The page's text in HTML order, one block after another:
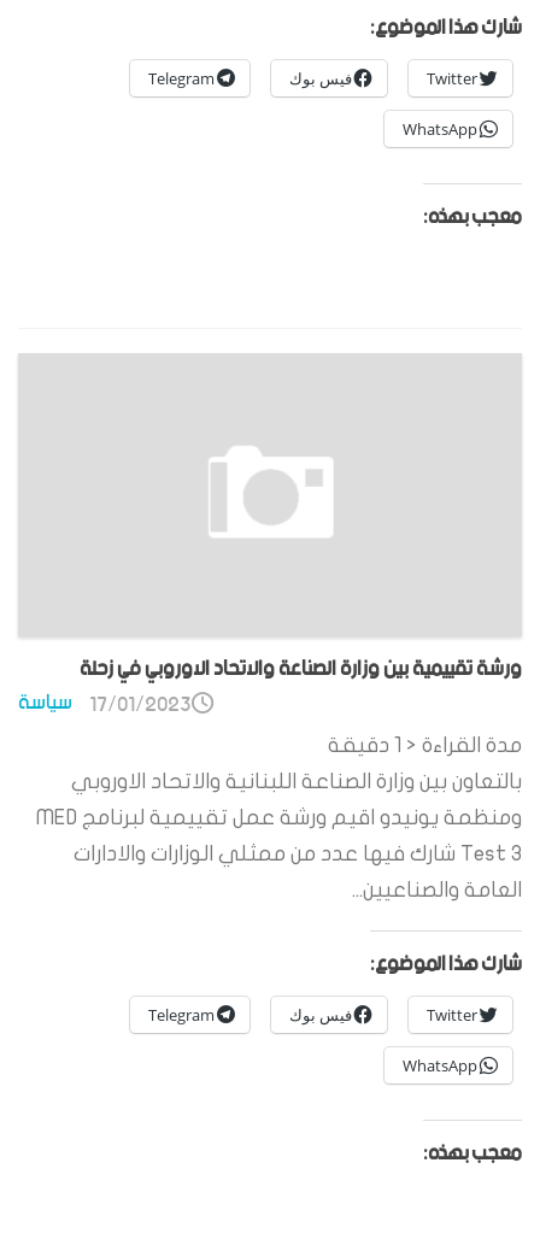
شارك هذا الموضوع:
Twitter فيس بوك Telegram
WhatsApp
معجب بهذه:
ورشة تقييمية بين وزارة الصناعة والاتحاد الاوروبي في زحلة
سياسة 17/01/2023
مدة القراءة < 1
دقيقة
بالتعاون بين وزارة الصناعة اللبنانية والاتحاد الاوروبي
ومنظمة يونيدو اقيم ورشة عمل تقييمية لبرنامج MED
Test 3 شارك فيها عدد من ممثلي الوزارات والادارات
العامة والصناعيين...
شارك هذا الموضوع:
Twitter فيس بوك Telegram
WhatsApp
معجب بهذه: